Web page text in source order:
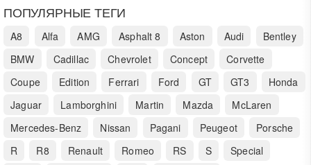
ПОПУЛЯРНЫЕ ТЕГИ
A8 Alfa AMG Asphalt 8 Aston Audi
Bentley
BMW
Cadillac Chevrolet Concept
Corvette
Coupe
Edition Ferrari Ford GT GT3
Honda
Jaguar
Lamborghini Martin Mazda
McLaren
Mercedes-Benz
Nissan Pagani Peugeot
Porsche
R
R8 Renault Romeo RS S
Special